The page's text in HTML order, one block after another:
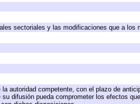
sectoriales y las modificaciones que a los
autoridad competente, con el plazo de
difusión pueda comprometer los efectos